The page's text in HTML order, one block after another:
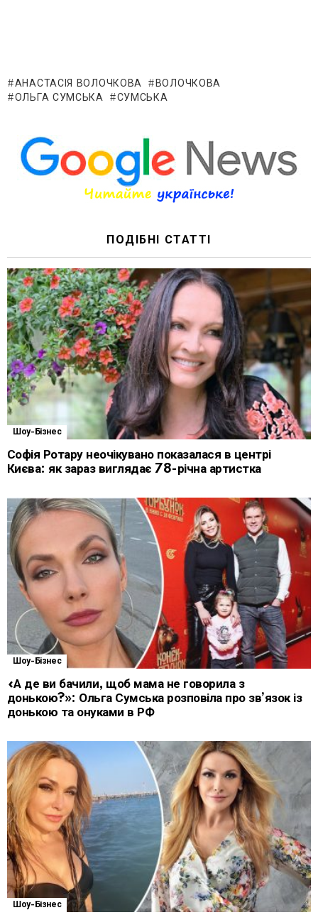
АНАСТАСІЯ ВОЛОЧКОВА
ВОЛОЧКОВА
ОЛЬГА СУМСЬКА
СУМСЬКА
ПОДІБНІ СТАТТІ
Шоу-Бізнес
Софія Ротару неочікувано показалася в центрі
Києва: як зараз виглядає 78-річна артистка
Шоу-Бізнес
«А де ви бачили, щоб мама не говорила з
донькою?»: Ольга Сумська розповіла про зв’язок із
донькою та онуками в РФ
Шоу-Бізнес